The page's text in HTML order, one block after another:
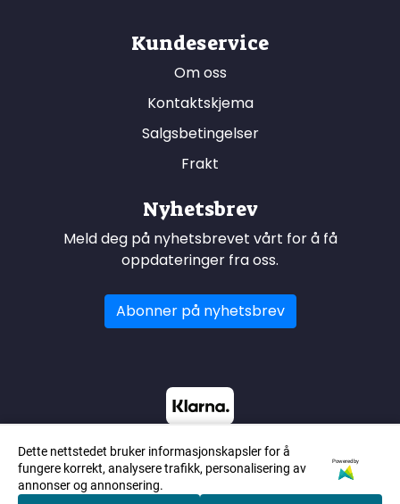
Kundeservice
Om oss
Kontaktskjema
Salgsbetingelser
Frakt
Nyhetsbrev
Meld deg på nyhetsbrevet vårt for å få
oppdateringer fra oss.
Abonner på nyhetsbrev
Dette nettstedet bruker informasjonskapsler for å
fungere korrekt, analysere trafikk, personalisering av
annonser og annonsering.
Powered by